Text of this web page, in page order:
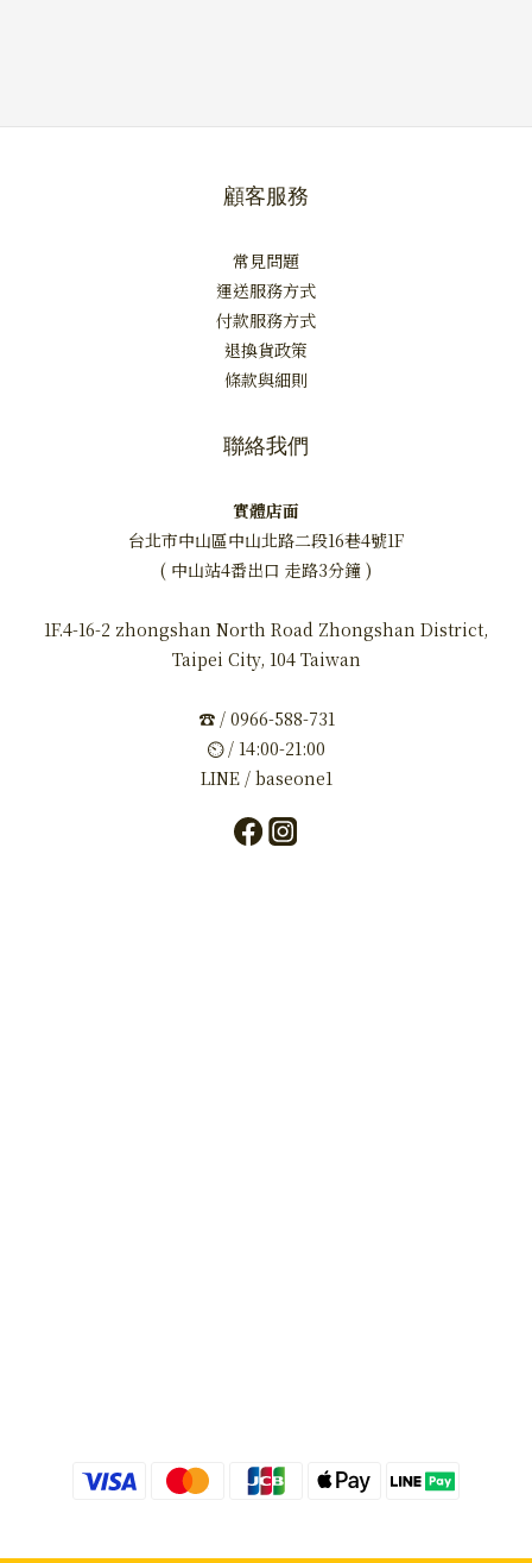
顧客服務
常見問題
運送服務方式
付款服務方式
退換貨政策
條款與細則
聯絡我們
實體店面
台北市中山區中山北路二段16巷4號1F
( 中山站4番出口 走路3分鐘 )
1F.4-16-2 zhongshan North Road Zhongshan District,
Taipei City, 104 Taiwan
☎ / 0966-588-731
⏲ / 14:00-21:00
LINE / baseone1